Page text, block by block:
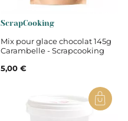
ScrapCooking
Mix pour glace chocolat 145g
Carambelle - Scrapcooking
5,00 €